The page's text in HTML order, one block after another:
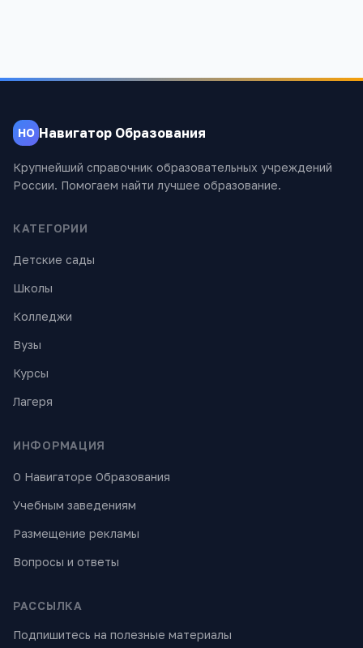
НО Навигатор Образования
Крупнейший справочник образовательных учреждений
России. Помогаем найти лучшее образование.
КАТЕГОРИИ
Детские сады
Школы
Колледжи
Вузы
Курсы
Лагеря
ИНФОРМАЦИЯ
О Навигаторе Образования
Учебным заведениям
Размещение рекламы
Вопросы и ответы
РАССЫЛКА
Подпишитесь на полезные материалы